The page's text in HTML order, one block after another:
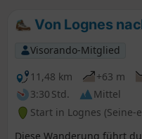
Von Lognes
Visorando-Mitglied
11,48 km
+63 m
3:30 Std.
Mittel
Start in Lognes (Seine-
Diese Wanderung führt